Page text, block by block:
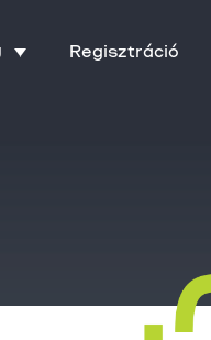
Regisztráció